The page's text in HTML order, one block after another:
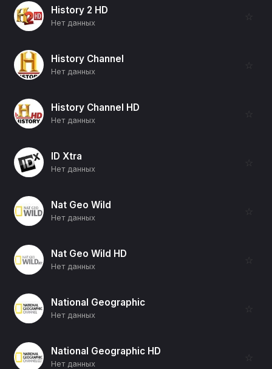
History 2 HD
Нет данных
☆
History Channel
Нет данных
☆
History Channel HD
Нет данных
☆
ID Xtra
Нет данных
☆
Nat Geo Wild
Нет данных
☆
Nat Geo Wild HD
Нет данных
☆
National Geographic
Нет данных
☆
National Geographic HD
Нет данных
☆